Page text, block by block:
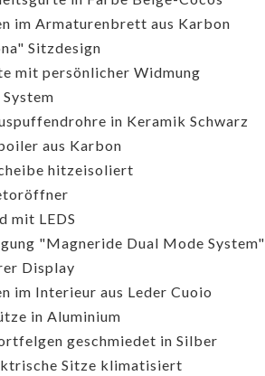
im Armaturenbrett aus Karbon
Sitzdesign
mit persönlicher Widmung
in Keramik Schwarz
aus Karbon
hitzeisoliert
mit LEDS
"Magneride Dual Mode System"
Display
im Interieur aus Leder Cuoio
in Aluminium
geschmiedet in Silber
Sitze klimatisiert